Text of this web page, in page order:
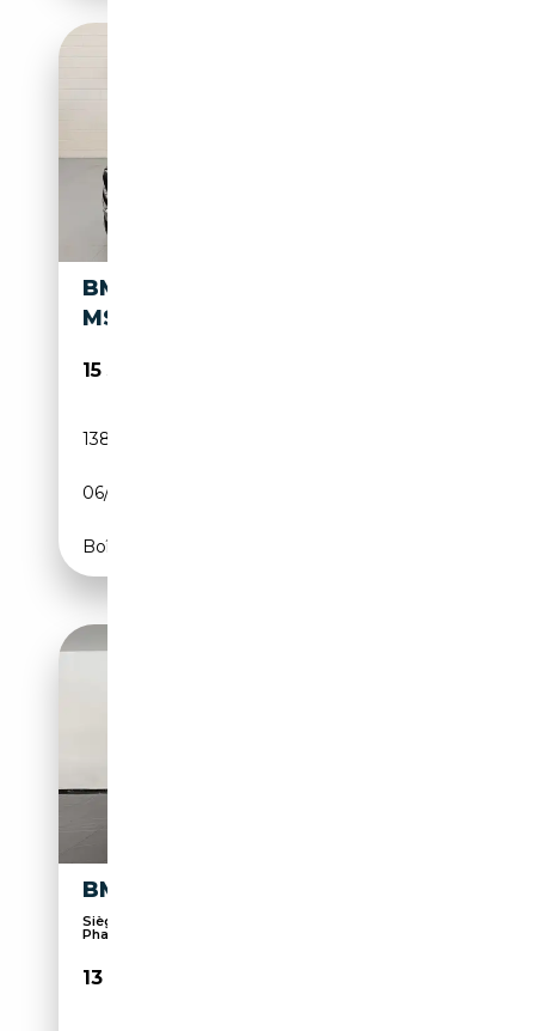
BMW X1 X1 SDRIVE18I
MSPORT
15 500€
138 000 km
06/2018
Boîte manuelle
BMW X1 SDRIVE16D MSPORT
Sièges sport, Suspension sport, Phares au LED,
Pha...
13 700€